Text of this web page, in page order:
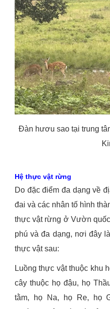
Đàn hươu sao tại trung
Hệ thực vật rừng
Do đặc điểm đa dạng về
đai và các nhân tố hình
thực vật rừng ở Vườn
phú và đa dạng, nơi đây
thực vật sau:
Luồng thực vật thuộc khu
cây thuộc họ đậu, họ
tằm, họ Na, họ Re, họ